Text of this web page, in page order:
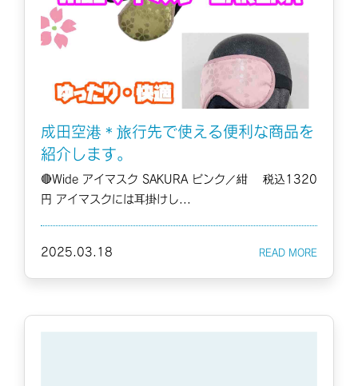
成田空港＊旅行先で使える便利な商品を
紹介します。
🔴Wide アイマスク SAKURA ピンク／紺 税込1320
円 アイマスクには耳掛けし...
2025.03.18